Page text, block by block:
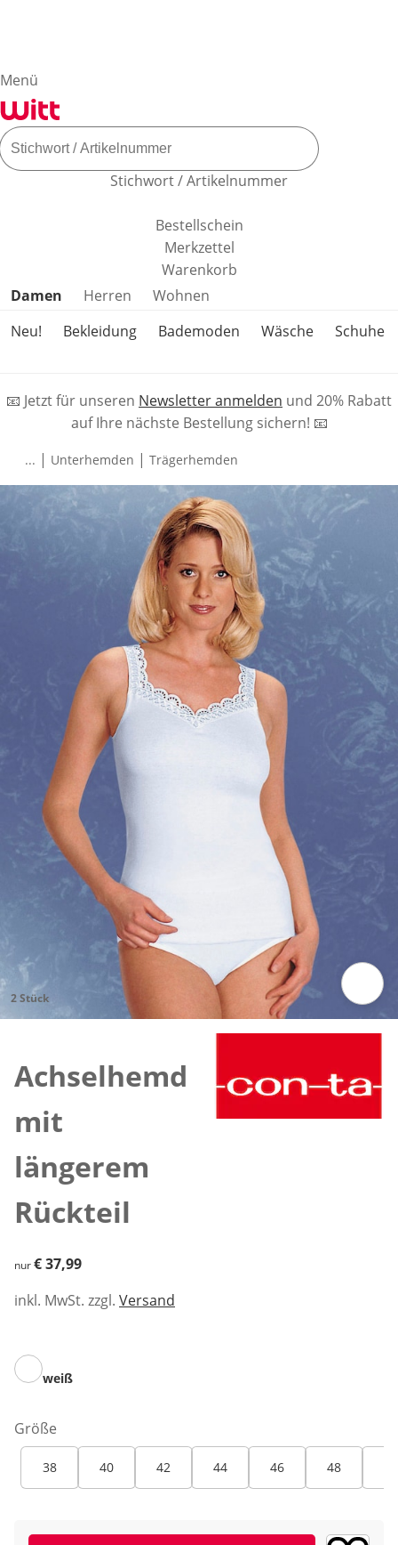
Menü
Stichwort / Artikelnummer
Bestellschein
Merkzettel
Warenkorb
Produktkategorien überspringen
Damen Herren
Wohnen
Neu!
Bekleidung Bademoden Wäsche Schuhe
📧 Jetzt für unseren Newsletter anmelden und 20% Rabatt
auf Ihre nächste Bestellung sichern! 📧
... | Unterhemden | Trägerhemden
Zum Vergrößern auf das Bild klicken
2 Stück
Achselhemd
mit
längerem
Rückteil
€ 37,99
nur€ 37,99
inkl. MwSt. zzgl. Versand
weiß
Größe
38 40 42 44 46 48